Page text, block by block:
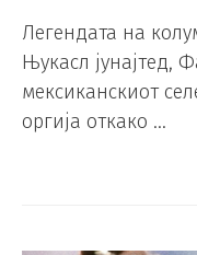
Легендата на
Њукасл јунајтед,
мексиканскиот
оргија откако …